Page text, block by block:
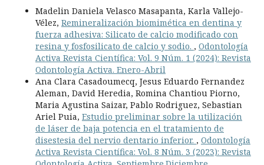
Madelin Daniela Velasco Masapanta, Karla Vallejo-
Vélez, Remineralización biomimética en dentina y
fuerza adhesiva: Silicato de calcio modificado con
resina y fosfosilicato de calcio y sodio. , Odontología
Activa Revista Científica: Vol. 9 Núm. 1 (2024): Revista
Odontología Activa. Enero-Abril
Ana Clara Casadoumecq, Jesus Eduardo Fernandez
Aleman, David Heredia, Romina Chantiou Piorno,
Maria Agustina Saizar, Pablo Rodriguez, Sebastian
Ariel Puia, Estudio preliminar sobre la utilización
de láser de baja potencia en el tratamiento de
disestesia del nervio dentario inferior. , Odontología
Activa Revista Científica: Vol. 8 Núm. 3 (2023): Revista